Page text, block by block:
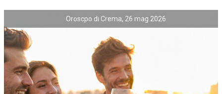
Oroscpo di Crema, 26 mag 2026